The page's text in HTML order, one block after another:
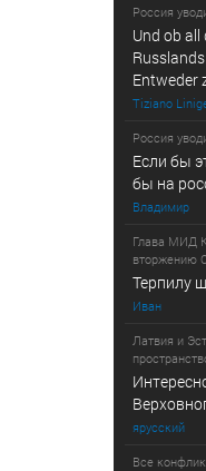
Россия
Und ob
Entweder
Tiziano
Россия
Если бы
бы на
Владимир
Глава МИД
вторжению
Терпилу
Иван
Латвия и
ярусский
Все